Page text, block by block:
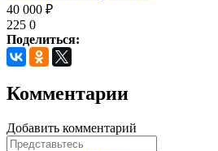
40 000 ₽
225 0
Поделиться:
Комментарии
Добавить комментарий